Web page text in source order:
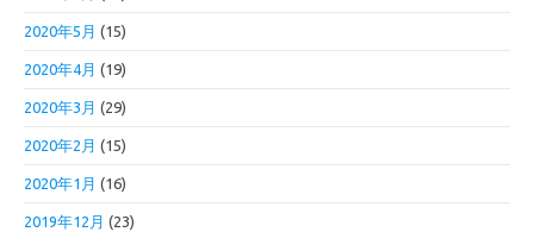
2020年5月 (15)
2020年4月 (19)
2020年3月 (29)
2020年2月 (15)
2020年1月 (16)
2019年12月 (23)